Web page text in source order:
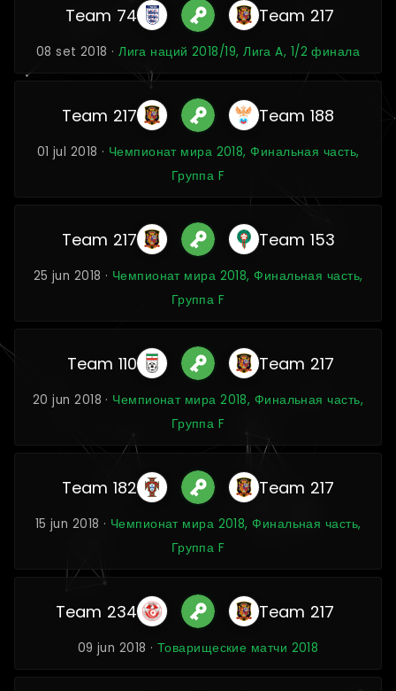
Team 74 Team 217
08 set 2018 ·Лига наций 2018/19, Лига A, 1/2 финала
Team 217 Team 188
01 jul 2018 · Чемпионат мира 2018, Финальная часть,
Группа F
Team 217 Team 153
25 jun 2018 · Чемпионат мира 2018, Финальная часть,
Группа F
Team 110 Team 217
20 jun 2018 · Чемпионат мира 2018, Финальная часть,
Группа F
Team 182 Team 217
15 jun 2018 · Чемпионат мира 2018, Финальная часть,
Группа F
Team 234 Team 217
09 jun 2018 · Товарищеские матчи 2018